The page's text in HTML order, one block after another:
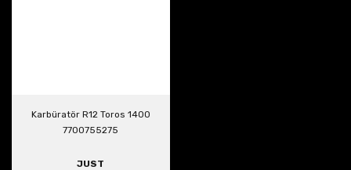
Karbüratör R12 Toros 1400
7700755275
JUST